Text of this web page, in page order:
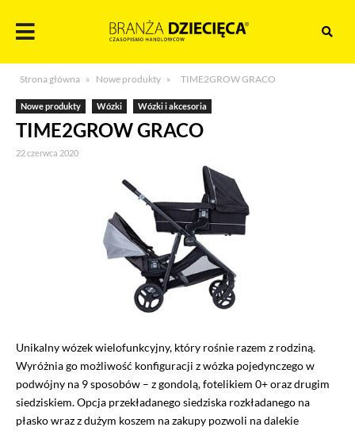
treści
Branża
dziecięca
Strona główna » Nowe produkty » TIME2GROW GRACO
Nowe produkty Wózki Wózki i akcesoria
TIME2GROW GRACO
22 czerwca 2020
Unikalny wózek wielofunkcyjny, który rośnie razem z rodziną.
Wyróżnia go możliwość konfiguracji z wózka pojedynczego w
podwójny na 9 sposobów – z gondolą, fotelikiem 0+ oraz drugim
siedziskiem. Opcja przekładanego siedziska rozkładanego na
płasko wraz z dużym koszem na zakupy pozwoli na dalekie